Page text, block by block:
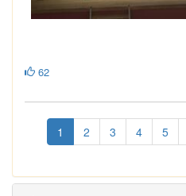
62
1 2 3 4 5